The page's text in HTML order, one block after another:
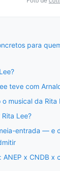
para
teve com
musical da Rita
Lee?
entrada — e
x CNDB x